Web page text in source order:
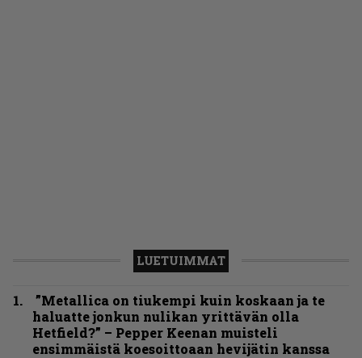
LUETUIMMAT
”Metallica on tiukempi kuin koskaan ja te
haluatte jonkun nulikan yrittävän olla
Hetfield?” – Pepper Keenan muisteli
ensimmäistä koesoittoaan hevijätin kanssa